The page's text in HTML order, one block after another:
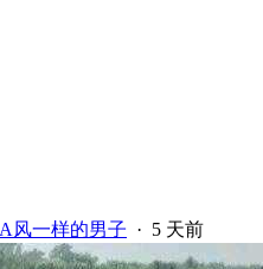
A风一样的男子 · 5 天前